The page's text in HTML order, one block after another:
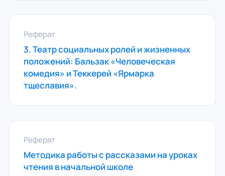
Реферат
3. Театр социальных ролей и жизненных
положений: Бальзак «Человеческая
комедия» и Теккерей «Ярмарка
тщеславия».
Реферат
Методика работы с рассказами на уроках
чтения в начальной школе